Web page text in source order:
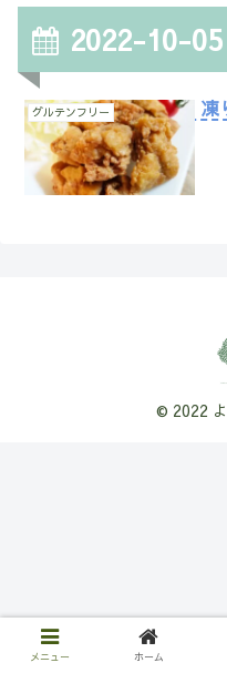
2022-10-05
グルテンフリー 凍
© 2022
メニュー ホーム